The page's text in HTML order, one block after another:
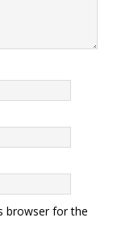
browser for the